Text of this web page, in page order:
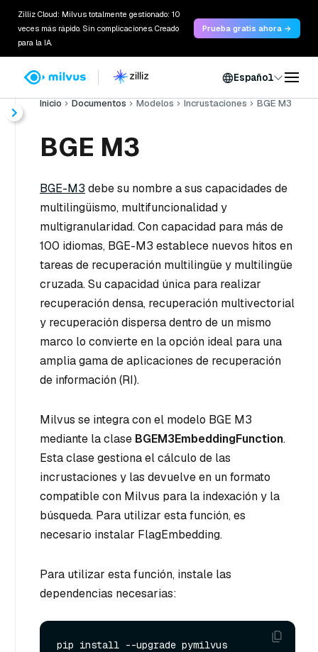
Zilliz Cloud: Milvus totalmente gestionado: 10
veces más rápido. Sin complicaciones. Creado
para la IA.
Prueba gratis ahora →
Español
Inicio Documentos Modelos Incrustaciones BGE M3
BGE M3
BGE-M3 debe su nombre a sus capacidades de
multilingüismo, multifuncionalidad y
multigranularidad. Con capacidad para más de
100 idiomas, BGE-M3 establece nuevos hitos en
tareas de recuperación multilingüe y multilingüe
cruzada. Su capacidad única para realizar
recuperación densa, recuperación multivectorial
y recuperación dispersa dentro de un mismo
marco lo convierte en la opción ideal para una
amplia gama de aplicaciones de recuperación
de información (RI).
Milvus se integra con el modelo BGE M3
mediante la clase BGEM3EmbeddingFunction.
Esta clase gestiona el cálculo de las
incrustaciones y las devuelve en un formato
compatible con Milvus para la indexación y la
búsqueda. Para utilizar esta función, es
necesario instalar FlagEmbedding.
Para utilizar esta función, instale las
dependencias necesarias:
pip install --upgrade pymilvus